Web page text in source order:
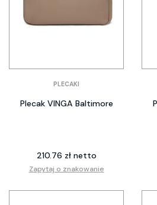
PLECAKI
Plecak VINGA Baltimore
210.76 zł netto
Zapytaj o znakowanie